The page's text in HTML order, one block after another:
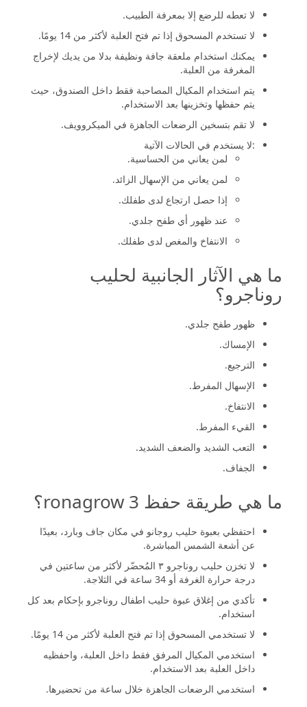
لا تعطه للرضع إلا بمعرفة الطبيب.
لا تستخدم المسحوق إذا تم فتح العلبة لأكثر من 14 يومًا.
يمكنك استخدام ملعقة جافة ونظيفة بدلا من يديك لإخراج
المغرفة من العلبة.
يتم استخدام المكيال المصاحبة فقط داخل الصندوق، حيث
يتم حفظها وتخزينها بعد الاستخدام.
لا تقم بتسخين الرضعات الجاهزة في الميكروويف.
:لا يستخدم في الحالات الآتية
لمن يعاني من الحساسية.
لمن يعاني من الإسهال الزائد.
إذا حصل ارتجاع لدى طفلك.
عند ظهور أي طفح جلدي.
الانتفاخ والمغص لدى طفلك.
ما هي الآثار الجانبية لحليب
روناجرو؟
ظهور طفح جلدي.
الإمساك.
الترجيع.
الإسهال المفرط.
الانتفاخ.
القيء المفرط.
التعب الشديد والضعف الشديد.
الجفاف.
ما هي طريقة حفظ ronagrow 3؟
احتفظي بعبوة حليب روجانو في مكان جاف وبارد، بعيدًا
عن أشعة الشمس المباشرة.
لا تخزن حليب روناجرو ٣ المُحضّر لأكثر من ساعتين في
درجة حرارة الغرفة أو 34 ساعة في الثلاجة.
تأكدي من إغلاق عبوة حليب اطفال روناجرو بإحكام بعد كل
استخدام.
لا تستخدمي المسحوق إذا تم فتح العلبة لأكثر من 14 يومًا.
استخدمي المكيال المرفق فقط داخل العلبة، واحفظيه
داخل العلبة بعد الاستخدام.
استخدمي الرضعات الجاهزة خلال ساعة من تحضيرها.